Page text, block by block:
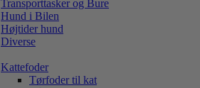
Transporttasker og Bure
Hund i Bilen
Højtider hund
Diverse
Kattefoder
Tørfoder til kat